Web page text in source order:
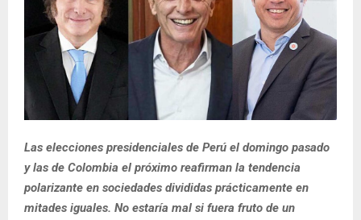
Las elecciones presidenciales de Perú el domingo pasado
y las de Colombia el próximo reafirman la tendencia
polarizante en sociedades divididas prácticamente en
mitades iguales. No estaría mal si fuera fruto de un